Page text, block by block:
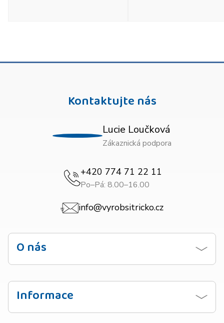
Kontaktujte nás
Lucie Loučková
Zákaznická podpora
+420 774 71 22 11
Po–Pá: 8.00–16.00
info@vyrobsitricko.cz
O nás
Kontaktujte nás
Zásady ochrany osobních údajů
Informace
Návod na praní